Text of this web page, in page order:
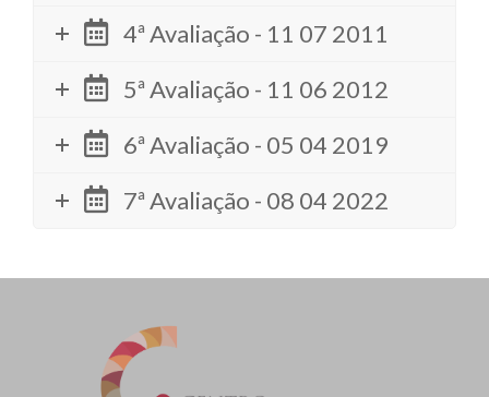
4ª Avaliação - 11 07 2011
5ª Avaliação - 11 06 2012
6ª Avaliação - 05 04 2019
7ª Avaliação - 08 04 2022